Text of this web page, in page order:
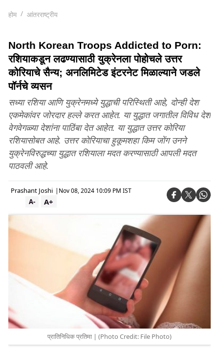
होम आंतरराष्ट्रीय
North Korean Troops Addicted to Porn:
रशियाकडून लढण्यासाठी युक्रेनला पोहोचले उत्तर
कोरियाचे सैन्य; अनलिमिटेड इंटरनेट मिळाल्याने जडले
पॉर्नचे व्यसन
सध्या रशिया आणि युक्रेनमध्ये युद्धाची परिस्थिती आहे, दोन्ही देश
एकमेकांवर जोरदार हल्ले करत आहेत. या युद्धात जगातील विविध देश
वेगवेगळ्या देशांना पाठिंबा देत आहेत. या युद्धात उत्तर कोरिया
रशियासोबत आहे. उत्तर कोरियाचा हुकूमशहा किम जोंग उनने
युक्रेनविरुद्धच्या युद्धात रशियाला मदत करण्यासाठी आपली मदत
पाठवली आहे.
Prashant Joshi | Nov 08, 2024 10:09 PM IST
A+
A-
प्रातिनिधिक प्रतिमा | (Photo Credit: File Photo)